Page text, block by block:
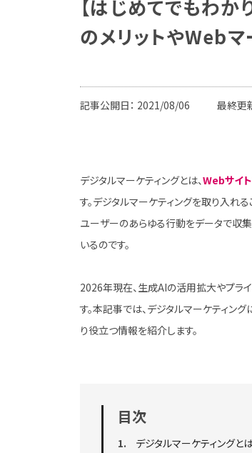
【はじめてでもわか
のメリットやWeb
記事公開日： 2021/08/06 最終更
デジタルマーケティングとは、Webサイ
す。デジタルマーケティングを取り入れ
ユーザーのあらゆる行動をデータで収集
いるのです。
2026年現在、生成AIの活用拡大やプラ
す。本記事では、デジタルマーケティン
り役立つ情報を紹介します。
目次
1
デジタルマーケティングと